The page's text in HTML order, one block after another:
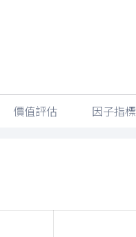
價值評估 因子指標